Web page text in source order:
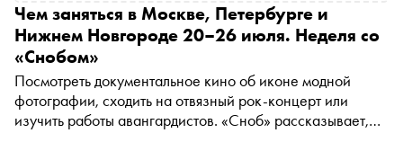
Чем заняться в Москве, Петербурге и
Нижнем Новгороде 20–26 июля. Неделя со
«Снобом»
Посмотреть документальное кино об иконе модной
фотографии, сходить на отвязный рок-концерт или
изучить работы авангардистов. «Сноб» рассказывает,